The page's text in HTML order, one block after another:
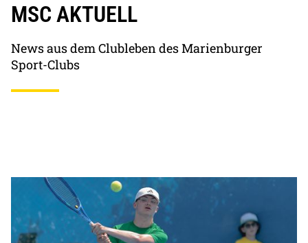
MSC AKTUELL
News aus dem Clubleben des Marienburger
Sport-Clubs